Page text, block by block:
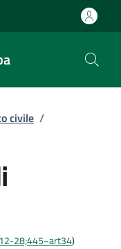
civile /
28;445~art34)